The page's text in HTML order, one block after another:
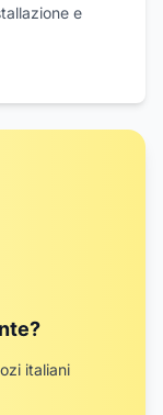
e
italiani